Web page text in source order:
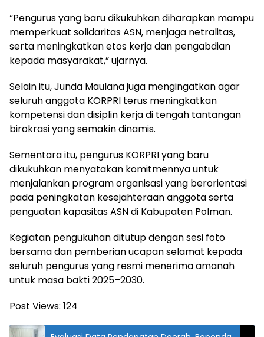
“Pengurus yang baru dikukuhkan diharapkan mampu
memperkuat solidaritas ASN, menjaga netralitas,
serta meningkatkan etos kerja dan pengabdian
kepada masyarakat,” ujarnya.
Selain itu, Junda Maulana juga mengingatkan agar
seluruh anggota KORPRI terus meningkatkan
kompetensi dan disiplin kerja di tengah tantangan
birokrasi yang semakin dinamis.
Sementara itu, pengurus KORPRI yang baru
dikukuhkan menyatakan komitmennya untuk
menjalankan program organisasi yang berorientasi
pada peningkatan kesejahteraan anggota serta
penguatan kapasitas ASN di Kabupaten Polman.
Kegiatan pengukuhan ditutup dengan sesi foto
bersama dan pemberian ucapan selamat kepada
seluruh pengurus yang resmi menerima amanah
untuk masa bakti 2025–2030.
Post Views: 124